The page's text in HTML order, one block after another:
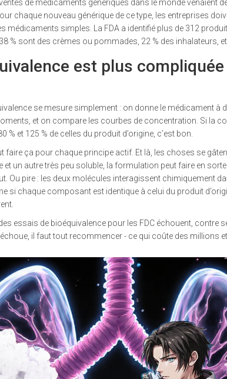
de médicaments génériques dans le monde venaient
chaque nouveau générique de ce type, les entreprises
médicaments simples. La FDA a identifié plus de 312
% sont des crèmes ou pommades, 22 % des inhalateurs,
est plus compliquée
se mesure simplement : on donne le médicament à
et on compare les courbes de concentration. Si la
% et 125 % de celles du produit d’origine, c’est bon.
faire ça pour chaque principe actif. Et là, les choses se
un autre très peu soluble, la formulation peut faire en
Ou pire : les deux molécules interagissent chimiquement
si chaque composant est identique à celui du produit
essais de bioéquivalence pour les FDC échouent, contre
il faut tout recommencer - ce qui coûte des millions et